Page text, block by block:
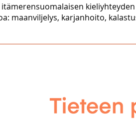
maanviljelys, karjanhoito,